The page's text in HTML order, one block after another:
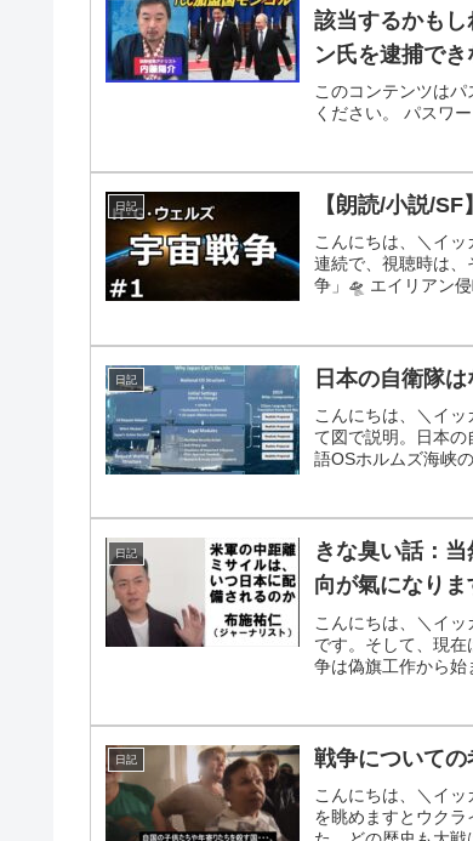
該当するかも
ン氏を逮捕で
ク研究員所見】
このコンテンツは
ください。 パスワ
日記 【朗読/小説/
こんにちは、＼イ
連続で、視聴時は
争」🛸 エイリアン
日記 日本の自衛隊
こんにちは、＼イ
て図で説明。日本
語OSホルムズ海峡
日記
きな臭い話：
向が氣になりま
こんにちは、＼イ
です。そして、現
争は偽旗工作から始
日記 戦争についての
こんにちは、＼イ
を眺めますとウク